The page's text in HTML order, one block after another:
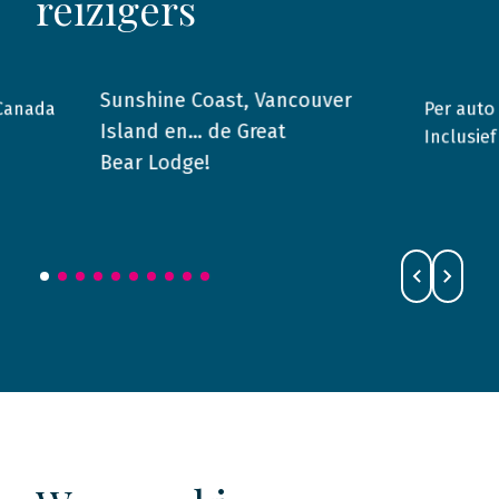
2015 Canada
Sunshine Coast, Vancouver
Island en… de Great
Bear Lodge!
2015
Per